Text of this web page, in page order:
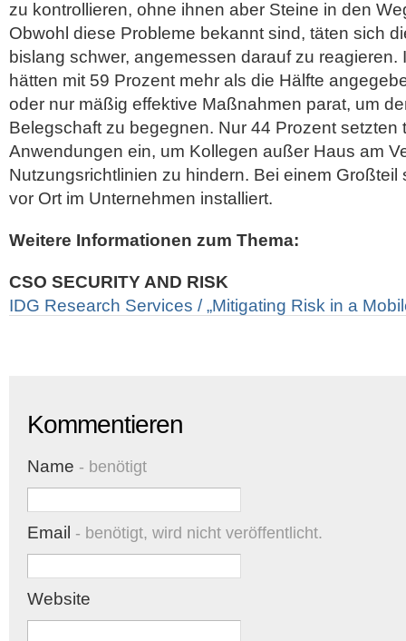
zu kontrollieren, ohne ihnen aber Steine in den
Obwohl diese Probleme bekannt sind, täten sich
bislang schwer, angemessen darauf zu reagieren.
hätten mit 59 Prozent mehr als die Hälfte
oder nur mäßig effektive Maßnahmen parat, um
Belegschaft zu begegnen. Nur 44 Prozent setzten
Anwendungen ein, um Kollegen außer Haus am
Nutzungsrichtlinien zu hindern. Bei einem
vor Ort im Unternehmen installiert.
Weitere Informationen zum Thema:
CSO SECURITY AND RISK
IDG Research Services / „Mitigating Risk in a
Kommentieren
Name - benötigt
Email - benötigt, wird nicht veröffentlicht.
Website